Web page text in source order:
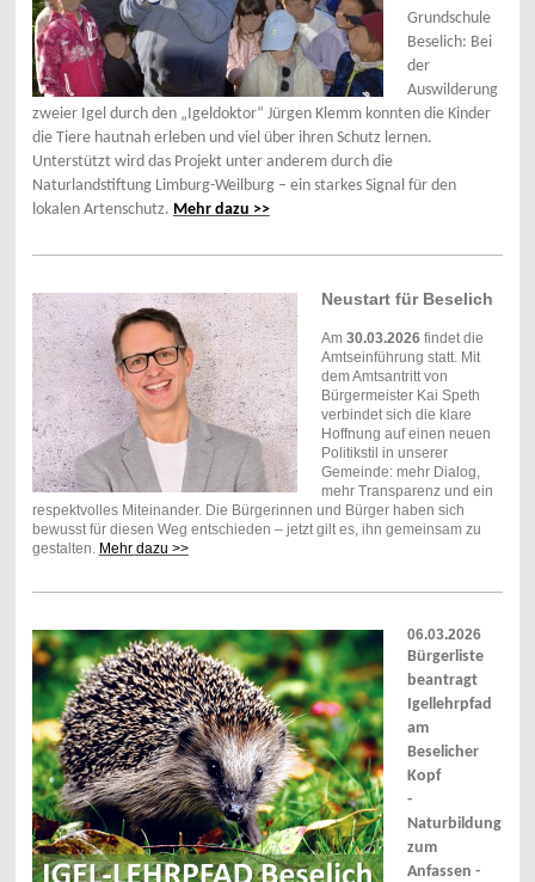
Grundschule
Beselich: Bei
der
Auswilderung
zweier Igel durch den „Igeldoktor“ Jürgen Klemm konnten die Kinder
die Tiere hautnah erleben und viel über ihren Schutz lernen.
Unterstützt wird das Projekt unter anderem durch die
Naturlandstiftung Limburg-Weilburg – ein starkes Signal für den
lokalen Artenschutz. Mehr dazu >>
Neustart für Beselich
Am 30.03.2026findet die
Amtseinführung statt. Mit
dem Amtsantritt von
Bürgermeister Kai Speth
verbindet sich die klare
Hoffnung auf einen neuen
Politikstil in unserer
Gemeinde: mehr Dialog,
mehr Transparenz und ein
respektvolles Miteinander. Die Bürgerinnen und Bürger haben sich
bewusst für diesen Weg entschieden – jetzt gilt es, ihn gemeinsam zu
gestalten. Mehr dazu >>
06.03.2026
Bürgerliste
beantragt
Igellehrpfad
am
Beselicher
Kopf
-
Naturbildung
zum
Anfassen -